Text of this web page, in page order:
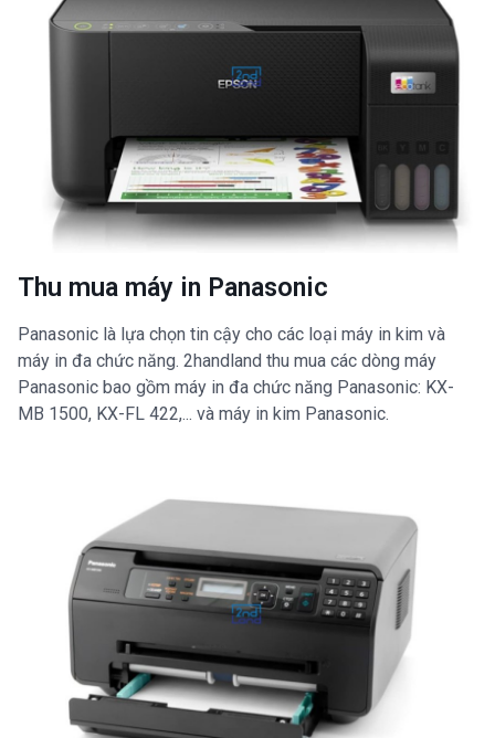
Thu mua máy in Panasonic
Panasonic là lựa chọn tin cậy cho các loại máy in kim và
máy in đa chức năng. 2handland thu mua các dòng máy
Panasonic bao gồm máy in đa chức năng Panasonic: KX-
MB 1500, KX-FL 422,... và máy in kim Panasonic.